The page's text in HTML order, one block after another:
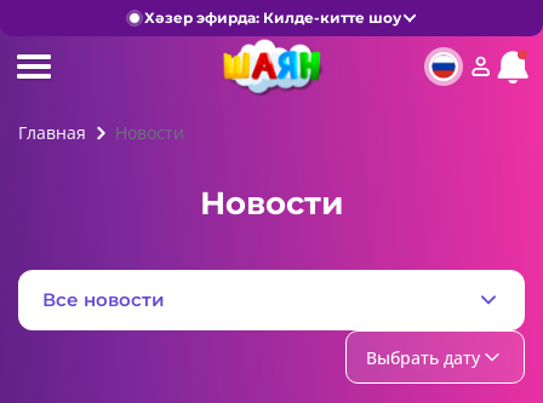
Хәзер эфирда: Килде-китте шоу
Главная Новости
Новости
Все новости
Выбрать дату